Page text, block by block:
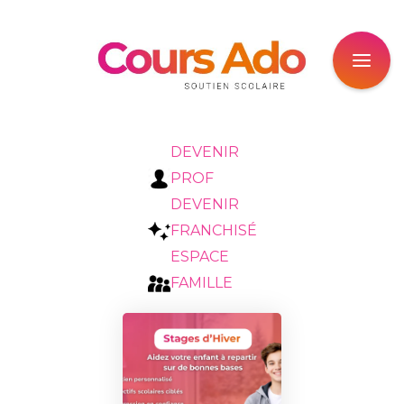
DEVENIR
PROF
DEVENIR
FRANCHISÉ
ESPACE
FAMILLE